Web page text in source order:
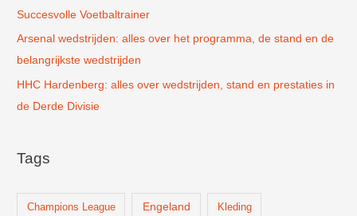
Succesvolle Voetbaltrainer
Arsenal wedstrijden: alles over het programma, de stand en de
belangrijkste wedstrijden
HHC Hardenberg: alles over wedstrijden, stand en prestaties in
de Derde Divisie
Tags
Champions League Engeland Kleding